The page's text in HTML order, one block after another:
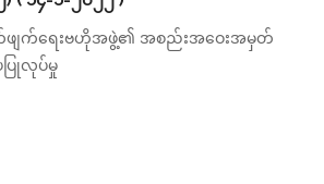
က်ဖျက်ရေးဗဟိုအဖွဲ့၏ အစည်းအဝေးအမှတ်
ပြုလုပ်မှု